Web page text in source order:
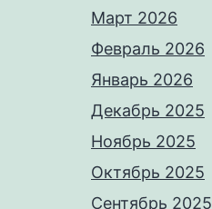
Март 2026
Февраль 2026
Январь 2026
Декабрь 2025
Ноябрь 2025
Октябрь 2025
Сентябрь 2025